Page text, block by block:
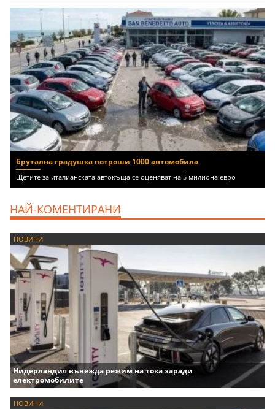
Брутална градушка потроши 1000 автомобила
Щетите за италианската автокъща се оценяват на 5 милиона евро
НАЙ-КОМЕНТИРАНИ
НОВИНИ
Нидерландия въвежда режим на тока заради
електромобилите
НОВИНИ